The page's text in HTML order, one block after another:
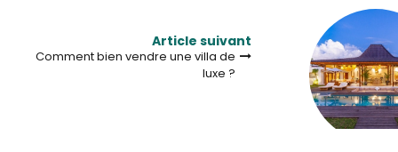
Article suivant
Comment bien vendre une villa de
luxe ?